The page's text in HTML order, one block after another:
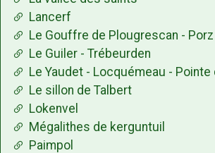
Lancerf
Le Gouffre de Plougrescan -
Le Guiler - Trébeurden
Le Yaudet - Locquémeau - Pointe
Le sillon de Talbert
Lokenvel
Mégalithes de kerguntuil
Paimpol